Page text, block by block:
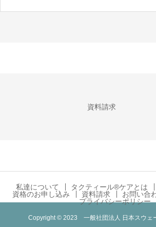
資料請求
私達について タクティール®ケアとは
資格のお申し込み
資料請求 お問い合
プライバシーポリシー
Copyright © 2023 一般社団法人 日本スウェ